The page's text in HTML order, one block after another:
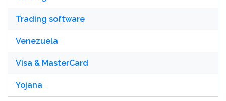
Trading software
Venezuela
Visa & MasterCard
Yojana